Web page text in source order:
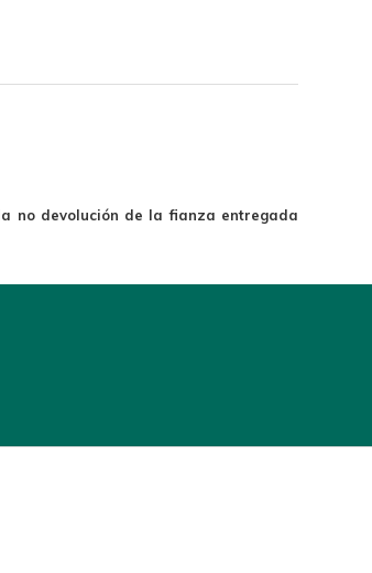
no devolución de la fianza entregada